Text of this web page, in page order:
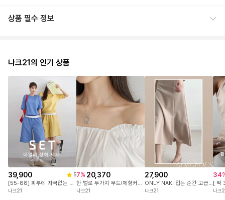
상품 필수 정보
나크21의 인기 상품
39,900 5
[55-88] 피부에 자극없는 면100%! 센스있는 유니크 라벨 포인트! 변형없이 오래입는 3단쭈리 원단! #NAK MADE.
나크21
7% 20,370
한 벌로 두가지 무드!체형커버는 물론,입는 순간 분위기가 달라지는 퍼프 소매 블라우스
나크21
27,900
ONLY NAK! 입는 순간 고급스러움이 느껴지도록 세심하게 설계한 나크의 국내 자체제작 스커트 #NAK MADE.
나크21
34
나크